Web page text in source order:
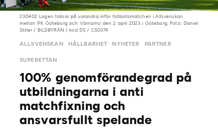
230402 Lagen hälsar på varandra inför fotbollsmatchen i Allsvenskan
mellan IFK Göteborg och Värnamo den 2 april 2023 i Göteborg. Foto: Daniel
Stiller / BILDBYRÅN / kod DS / CS0374
ALLSVENSKAN HÅLLBARHET NYHETER PARTNER
SUPERETTAN
100% genomförandegrad på
utbildningarna i anti
matchfixning och
ansvarsfullt spelande